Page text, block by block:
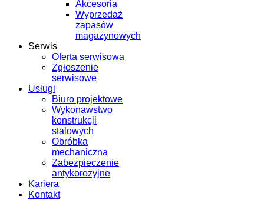
Akcesoria
Wyprzedaż
zapasów
magazynowych
Serwis
Oferta serwisowa
Zgłoszenie
serwisowe
Usługi
Biuro projektowe
Wykonawstwo
konstrukcji
stalowych
Obróbka
mechaniczna
Zabezpieczenie
antykorozyjne
Kariera
Kontakt